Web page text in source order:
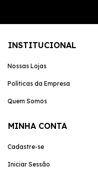
INSTITUCIONAL
Nossas Lojas
Políticas da Empresa
Quem Somos
MINHA CONTA
Cadastre-se
Iniciar Sessão